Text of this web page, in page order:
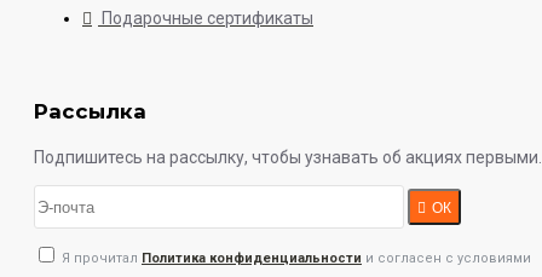
Подарочные сертификаты
Рассылка
Подпишитесь на рассылку, чтобы узнавать об акциях первыми.
ОК
Я прочитал Политика конфиденциальности и согласен с условиями